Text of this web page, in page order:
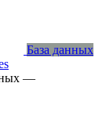
База данных
—